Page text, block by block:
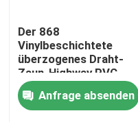
Haus
Der 868
Vinylbeschichtete
überzogenes Draht-
Zaun-Highway PVC
geschweißte Masche
Anfrage absenden